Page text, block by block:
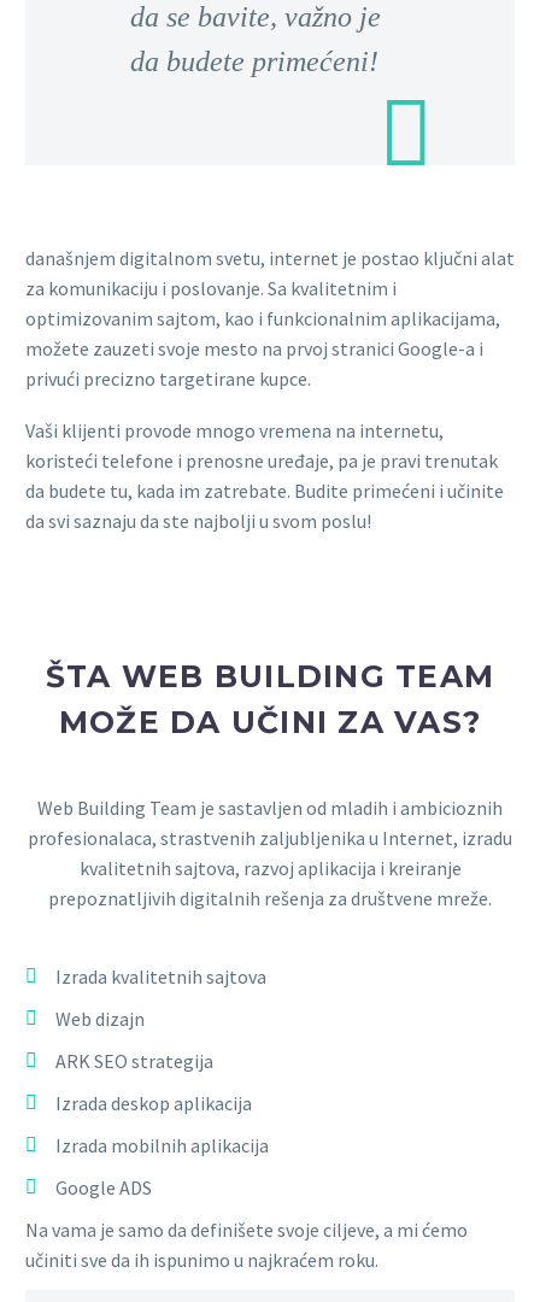
da se bavite, važno je
da budete primećeni!
današnjem digitalnom svetu, internet je postao ključni alat
za komunikaciju i poslovanje. Sa kvalitetnim i
optimizovanim sajtom, kao i funkcionalnim aplikacijama,
možete zauzeti svoje mesto na prvoj stranici Google-a i
privući precizno targetirane kupce.
Vaši klijenti provode mnogo vremena na internetu,
koristeći telefone i prenosne uređaje, pa je pravi trenutak
da budete tu, kada im zatrebate. Budite primećeni i učinite
da svi saznaju da ste najbolji u svom poslu!
ŠTA WEB BUILDING TEAM
MOŽE DA UČINI ZA VAS?
Web Building Team je sastavljen od mladih i ambicioznih
profesionalaca, strastvenih zaljubljenika u Internet, izradu
kvalitetnih sajtova, razvoj aplikacija i kreiranje
prepoznatljivih digitalnih rešenja za društvene mreže.
Izrada kvalitetnih sajtova
Web dizajn
ARK SEO strategija
Izrada deskop aplikacija
Izrada mobilnih aplikacija
Google ADS
Na vama je samo da definišete svoje ciljeve, a mi ćemo
učiniti sve da ih ispunimo u najkraćem roku.